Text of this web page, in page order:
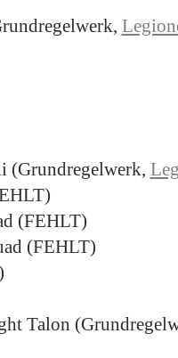
(Grundregelwerk,
(FEHLT)
(FEHLT)
Talon